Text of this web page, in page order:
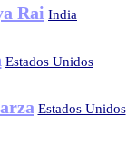
Rai India
Estados Unidos
Estados Unidos